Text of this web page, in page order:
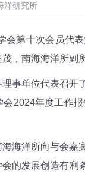
洋研究所
会第十次会员代
，南海海洋所副
事单位代表召开
2024年度工作
海洋所向与会嘉
的发展创造有